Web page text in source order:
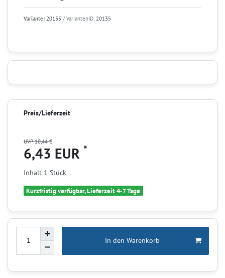
Variante: 20135 / VariantenID: 20135
Preis/Lieferzeit
UVP 10,44 €
6,43 EUR *
Inhalt 1 Stück
Kurzfristig verfügbar, Lieferzeit 4-7 Tage
In den Warenkorb